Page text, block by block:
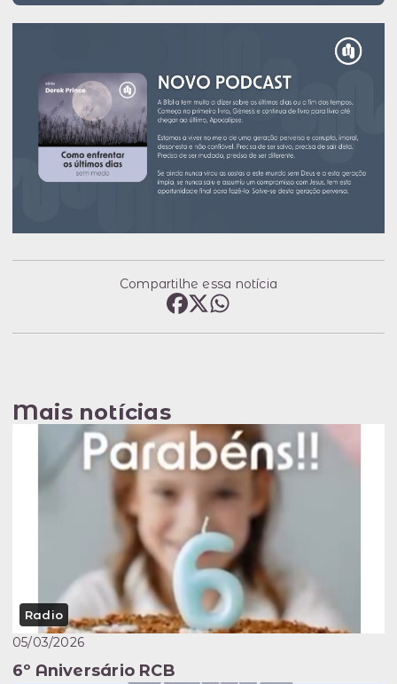
Compartilhe essa notícia
Mais notícias
Radio
05/03/2026
6º Aniversário RCB